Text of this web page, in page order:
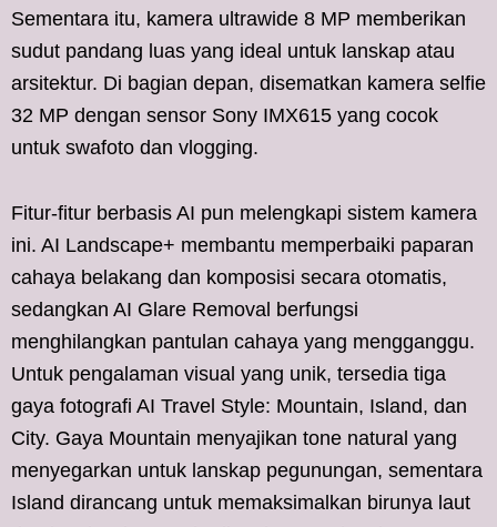
Sementara itu, kamera ultrawide 8 MP memberikan
sudut pandang luas yang ideal untuk lanskap atau
arsitektur. Di bagian depan, disematkan kamera selfie
32 MP dengan sensor Sony IMX615 yang cocok
untuk swafoto dan vlogging.
Fitur-fitur berbasis AI pun melengkapi sistem kamera
ini. AI Landscape+ membantu memperbaiki paparan
cahaya belakang dan komposisi secara otomatis,
sedangkan AI Glare Removal berfungsi
menghilangkan pantulan cahaya yang mengganggu.
Untuk pengalaman visual yang unik, tersedia tiga
gaya fotografi AI Travel Style: Mountain, Island, dan
City. Gaya Mountain menyajikan tone natural yang
menyegarkan untuk lanskap pegunungan, sementara
Island dirancang untuk memaksimalkan birunya laut